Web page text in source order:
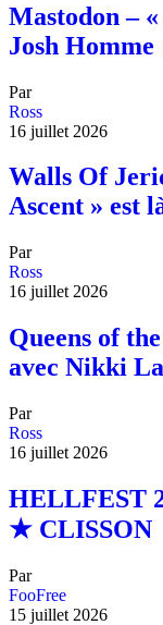
Mastodon –
Josh
Par
Ross
16 juillet 2026
Walls Of
Ascent » est
Par
Ross
16 juillet 2026
Queens of
avec Nikki
Par
Ross
16 juillet 2026
HELLFEST
★ CLISSON
Par
FooFree
15 juillet 2026